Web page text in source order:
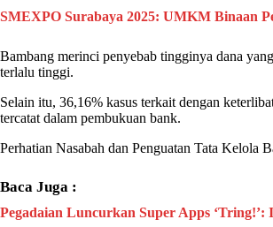
SMEXPO Surabaya 2025: UMKM Binaan
Bambang merinci penyebab tingginya dana
terlalu tinggi.
Selain itu, 36,16% kasus terkait dengan
tercatat dalam pembukuan bank.
Perhatian Nasabah dan Penguatan Tata Kelola
Baca Juga :
Pegadaian Luncurkan Super Apps